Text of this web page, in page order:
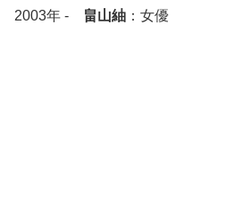
2003年 -
畠山紬 ：女優